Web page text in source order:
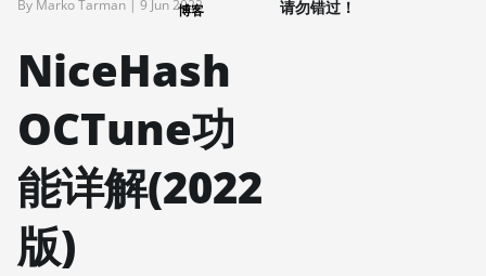
博客
By Marko Tarman | 9 Jun 2022
NiceHash
OCTune功
能详解(2022
版)
请勿错过！